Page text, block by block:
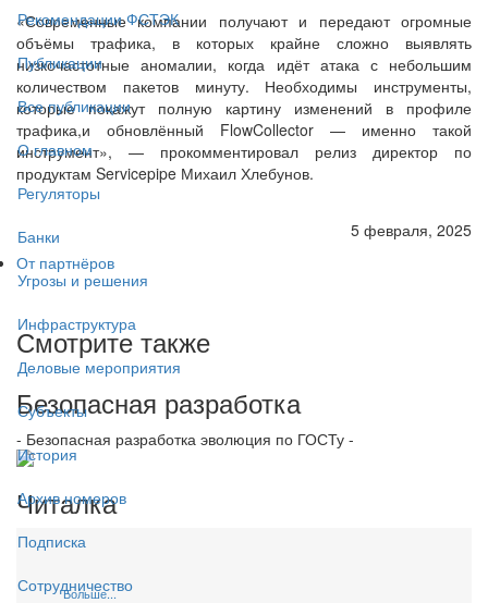
Рекомендации ФСТЭК
Публикации
Все публикации
О главном
Регуляторы
Банки
Угрозы и решения
Инфраструктура
Деловые мероприятия
Субъекты
История
Архив номеров
Подписка
Сотрудничество
«Современные компании получают и передают огромные
объёмы трафика, в которых крайне сложно выявлять
низкочастотные аномалии, когда идёт атака с небольшим
количеством пакетов минуту. Необходимы инструменты,
которые покажут полную картину изменений в профиле
трафика,и обновлённый FlowCollector — именно такой
инструмент», — прокомментировал релиз директор по
продуктам Servicepipe Михаил Хлебунов.
5 февраля, 2025
От партнёров
Смотрите также
Безопасная разработка
- Безопасная разработка эволюция по ГОСТу -
Читалка
Больше...